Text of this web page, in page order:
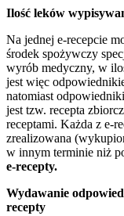
Ilość leków
Na jednej e-recepcie
środek spożywczy
wyrób medyczny, w
jest więc
natomiast
jest tzw. recepta
receptami. Każda z e-
zrealizowana
w innym terminie niż
e-recepty.
Wydawanie
recepty